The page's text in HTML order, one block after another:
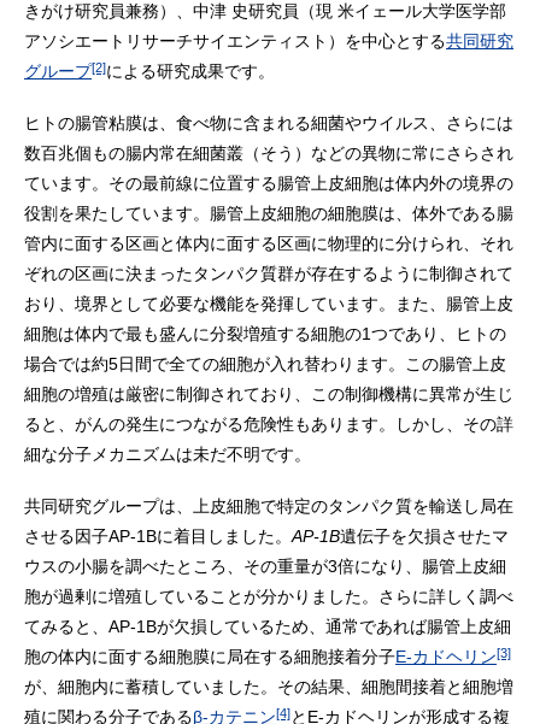
きがけ研究員兼務）、中津 史研究員（現 米イェール大学医学部
アソシエートリサーチサイエンティスト）を中心とする共同研究
グループ[2]による研究成果です。
ヒトの腸管粘膜は、食べ物に含まれる細菌やウイルス、さらには
数百兆個もの腸内常在細菌叢（そう）などの異物に常にさらされ
ています。その最前線に位置する腸管上皮細胞は体内外の境界の
役割を果たしています。腸管上皮細胞の細胞膜は、体外である腸
管内に面する区画と体内に面する区画に物理的に分けられ、それ
ぞれの区画に決まったタンパク質群が存在するように制御されて
おり、境界として必要な機能を発揮しています。また、腸管上皮
細胞は体内で最も盛んに分裂増殖する細胞の1つであり、ヒトの
場合では約5日間で全ての細胞が入れ替わります。この腸管上皮
細胞の増殖は厳密に制御されており、この制御機構に異常が生じ
ると、がんの発生につながる危険性もあります。しかし、その詳
細な分子メカニズムは未だ不明です。
共同研究グループは、上皮細胞で特定のタンパク質を輸送し局在
させる因子AP-1Bに着目しました。 AP-1B遺伝子を欠損させたマ
ウスの小腸を調べたところ、その重量が3倍になり、腸管上皮細
胞が過剰に増殖していることが分かりました。さらに詳しく調べ
てみると、AP-1Bが欠損しているため、通常であれば腸管上皮細
胞の体内に面する細胞膜に局在する細胞接着分子E-カドヘリン[3]
が、細胞内に蓄積していました。その結果、細胞間接着と細胞増
殖に関わる分子であるβ-カテニン[4]とE-カドヘリンが形成する複